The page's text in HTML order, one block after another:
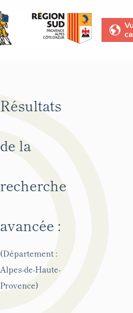
Résultats
de la
recherche
avancée :
(Département :
Alpes-de-Haute-
Provence)